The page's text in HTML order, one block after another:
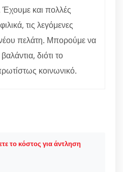
Έχουμε και πολλές
τις λεγόμενες
πελάτη. Μπορούμε να
διότι το
κοινωνικό.
το κόστος για άντληση